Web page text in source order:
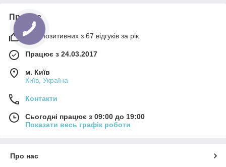
Про нас
99% позитивних з 67 відгуків за рік
Працює з 24.03.2017
м. Київ
Київ, Україна
Контакти
Сьогодні працює з 09:00 до 19:00
Показати весь графік роботи
Про нас